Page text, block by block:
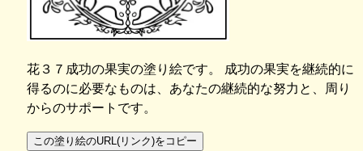
花３７成功の果実の塗り絵です。 成功の果実を継続的に
得るのに必要なものは、あなたの継続的な努力と、周り
からのサポートです。
この塗り絵のURL(リンク)をコピー